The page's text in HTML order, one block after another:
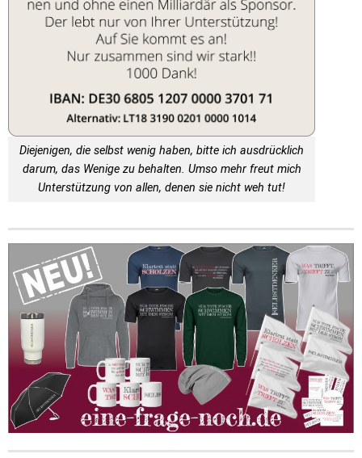
Diejenigen, die selbst wenig haben, bitte ich ausdrücklich
darum, das Wenige zu behalten. Umso mehr freut mich
Unterstützung von allen, denen sie nicht weh tut!